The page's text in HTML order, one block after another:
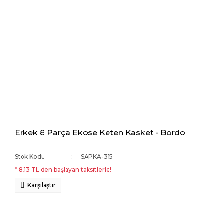
Erkek 8 Parça Ekose Keten Kasket - Bordo
Stok Kodu
SAPKA-315
* 8,13 TL den başlayan taksitlerle!
Karşılaştır